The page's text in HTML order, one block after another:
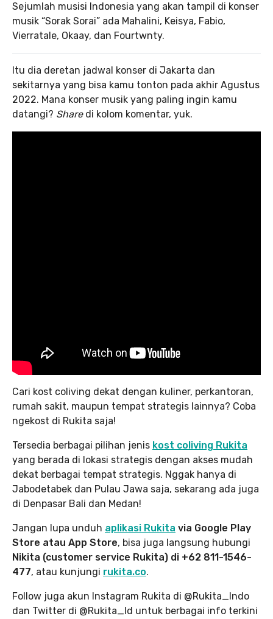
Sejumlah musisi Indonesia yang akan tampil di konser
musik “Sorak Sorai” ada Mahalini, Keisya, Fabio,
Vierratale, Okaay, dan Fourtwnty.
Itu dia deretan jadwal konser di Jakarta dan
sekitarnya yang bisa kamu tonton pada akhir Agustus
2022. Mana konser musik yang paling ingin kamu
datangi? Share di kolom komentar, yuk.
Cari kost coliving dekat dengan kuliner, perkantoran,
rumah sakit, maupun tempat strategis lainnya? Coba
ngekost di Rukita saja!
Tersedia berbagai pilihan jenis kost coliving Rukita
yang berada di lokasi strategis dengan akses mudah
dekat berbagai tempat strategis. Nggak hanya di
Jabodetabek dan Pulau Jawa saja, sekarang ada juga
di Denpasar Bali dan Medan!
Jangan lupa unduh aplikasi Rukita via Google Play
Store atau App Store, bisa juga langsung hubungi
Nikita (customer service Rukita) di +62 811-1546-
477, atau kunjungi rukita.co.
Follow juga akun Instagram Rukita di @Rukita_Indo
dan Twitter di @Rukita_Id untuk berbagai info terkini